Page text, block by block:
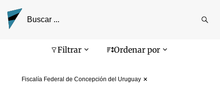
Filtrar Ordenar por
Fiscalía Federal de Concepción del Uruguay
Pantalla de búsqueda